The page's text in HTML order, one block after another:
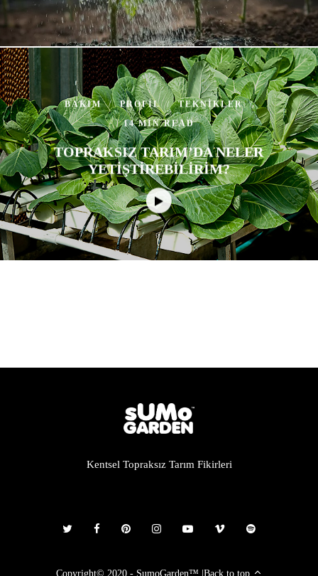
BAKIM PROFIL
TEKNIKLER
14 MIN READ
TOPRAKSIZ TARIM’DA NELER
YETIŞTIREBILIRIM?
Kentsel Topraksız Tarım Fikirleri
Copyright© 2020 - SumoGarden™ Back to top